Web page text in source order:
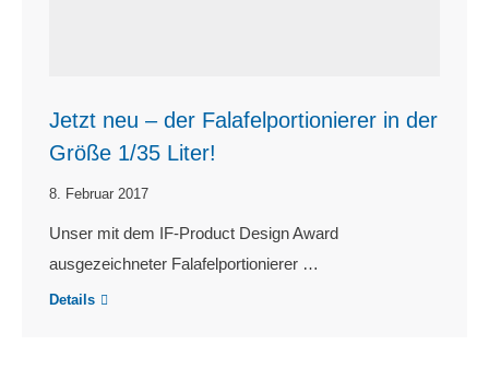
Jetzt neu – der Falafelportionierer in der
Größe 1/35 Liter!
8. Februar 2017
Unser mit dem IF-Product Design Award
ausgezeichneter Falafelportionierer …
Details